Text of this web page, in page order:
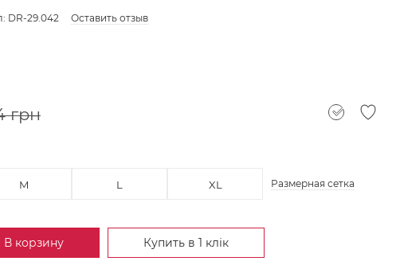
DR-29.042 Оставить отзыв
грн
M L XL Размерная сетка
В корзину Купить в 1 клік